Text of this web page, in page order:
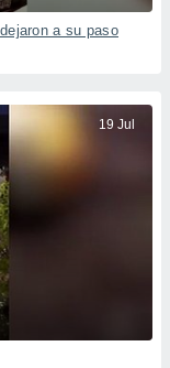
a su paso
19 Jul